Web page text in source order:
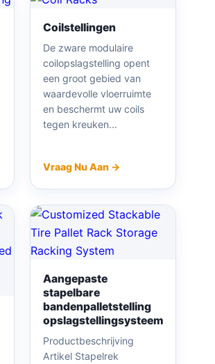
Coilstellingen
De zware modulaire
coilopslagstelling opent
een groot gebied van
waardevolle vloerruimte
en beschermt uw coils
tegen kreuken...
Vraag Nu Aan →
Aangepaste
stapelbare
bandenpalletstelling
opslagstellingsysteem
Productbeschrijving
Artikel Stapelrek